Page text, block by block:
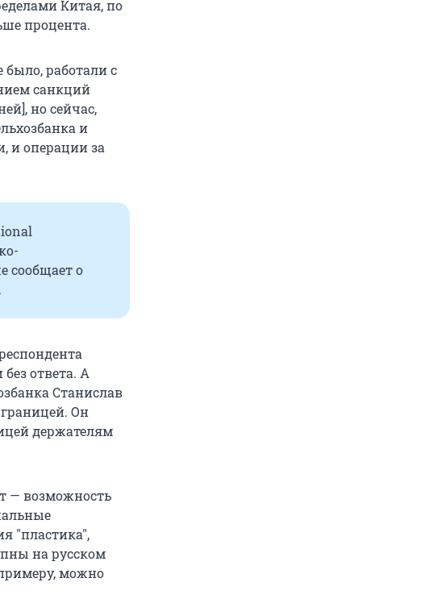
Китая, по
процента.
было, работали с
санкций
но сейчас,
и
и операции за
сообщает о
ответа. А
Станислав
Он
держателям
— возможность
"пластика",
на русском
можно